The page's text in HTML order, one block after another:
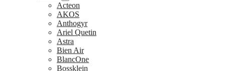
Acteon
AKOS
Anthogyr
Ariel Quetin
Astra
Bien Air
BlancOne
Bossklein